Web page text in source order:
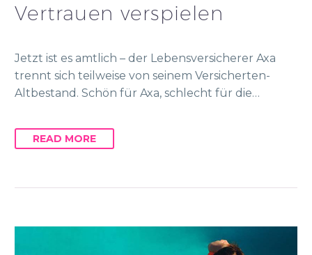
Vertrauen verspielen
Jetzt ist es amtlich – der Lebensversicherer Axa
trennt sich teilweise von seinem Versicherten-
Altbestand. Schön für Axa, schlecht für die…
READ MORE